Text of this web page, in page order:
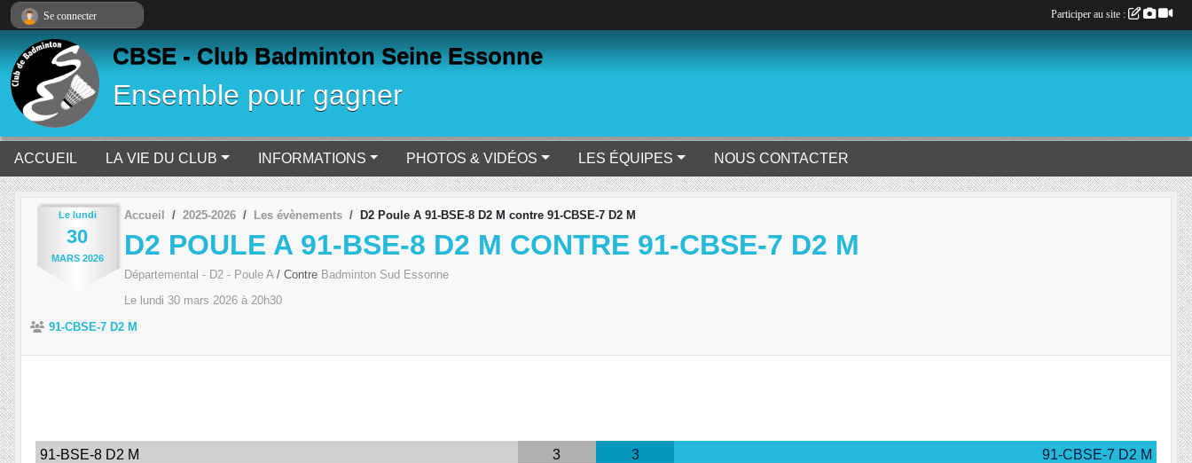
CBSE - Club Badminton Seine Essonne
Ensemble pour gagner
ACCUEIL LA VIE DU CLUB INFORMATIONS PHOTOS & VIDÉOS LES ÉQUIPES NOUS CONTACTER
Le lundi
30
MARS 2026
Accueil 2025-2026 Les évènements D2 Poule A 91-BSE-8 D2 M contre 91-CBSE-7 D2 M
D2 POULE A 91-BSE-8 D2 M CONTRE 91-CBSE-7 D2 M
Départemental - D2 - Poule A / Contre Badminton Sud Essonne
Le lundi 30 mars 2026 à 20h30
91-CBSE-7 D2 M
91-BSE-8 D2 M 3 3 91-CBSE-7 D2 M
Se connecter Participer au site :
Panneau de gestion des cookies